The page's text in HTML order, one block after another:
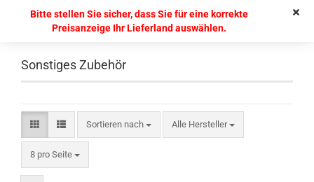
Bitte stellen Sie sicher, dass Sie für eine korrekte
Preisanzeige Ihr Lieferland auswählen.
Sonstiges Zubehör
Sortieren nach Alle Hersteller
8 pro Seite